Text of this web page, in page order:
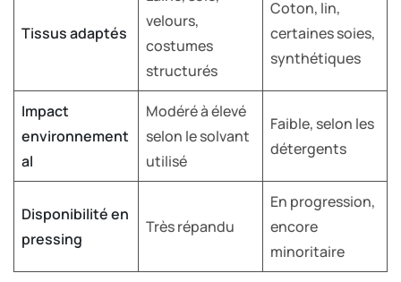
Tissus adaptés
velours,
costumes
structurés
Coton, lin,
certaines soies,
synthétiques
Impact
environnement
al
Modéré à élevé
selon le solvant
utilisé
Faible, selon les
détergents
Disponibilité en
pressing
Très répandu
En progression,
encore
minoritaire